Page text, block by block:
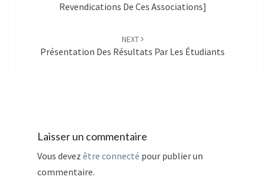
Revendications De Ces Associations]
NEXT
Présentation Des Résultats Par Les Étudiants
Laisser un commentaire
Vous devez être connecté pour publier un
commentaire.